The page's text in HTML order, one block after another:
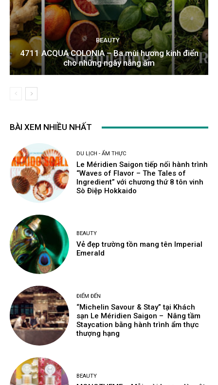
BEAUTY
4711 ACQUA COLONIA – Ba mùi hương kinh điển
cho những ngày nắng ấm
BÀI XEM NHIỀU NHẤT
DU LỊCH - ẨM THỰC
Le Méridien Saigon tiếp nối hành trình
“Waves of Flavor – The Tales of
Ingredient” với chương thứ 8 tôn vinh
Sò Điệp Hokkaido
BEAUTY
Vẻ đẹp trường tồn mang tên Imperial
Emerald
ĐIỂM ĐẾN
“Michelin Savour & Stay” tại Khách
sạn Le Méridien Saigon – Nâng tầm
Staycation bằng hành trình ẩm thực
thượng hạng
BEAUTY